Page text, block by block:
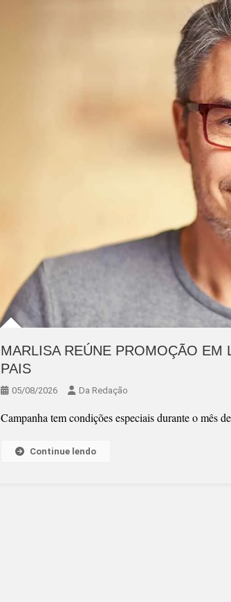
MARLISA REÚNE PROMOÇÃO EM
PAIS
05/08/2026 Da Redação
Campanha tem condições especiais durante o mês
Continue lendo